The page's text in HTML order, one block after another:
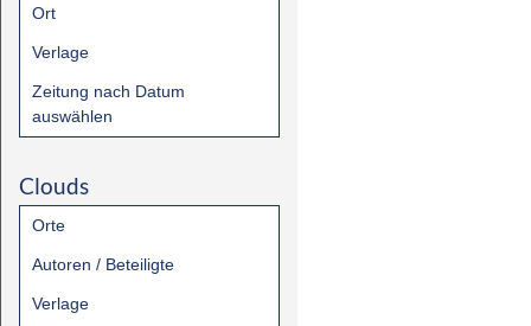
Ort
Verlage
Zeitung nach Datum
auswählen
Clouds
Orte
Autoren / Beteiligte
Verlage